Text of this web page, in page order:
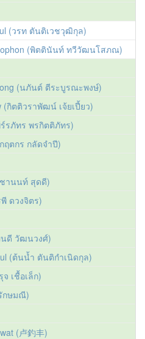
(วรท ตันติเวชวุฒิกุล)
(พิตตินันท์ ทวีวัฒนโสภณ)
(นภันต์ ตีระบูรณะพงษ์)
(กิตติวราพัฒน์ เจ้ยเปี้ยว)
รภัทร พรกิตติภัทร)
ฤตกร กลัดจำปี)
ชานนท์ สุดดี)
ดวงจิตร)
นดี วัฒนวงศ์)
(ต้นน้ำ ตันติกำเนิดกุล)
เชื้อเล็ก)
กษมณี)
(卢釣丰)